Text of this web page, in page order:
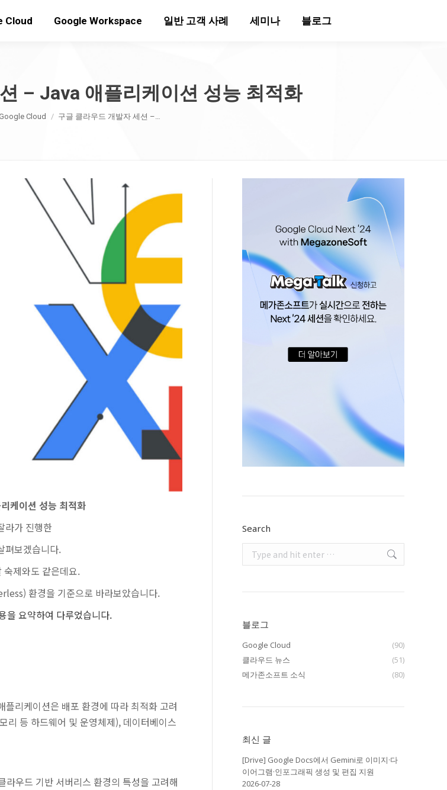
Cloud Google Workspace 일반 고객 사례 세미나 블로그
– Java 애플리케이션 성능 최적화
Cloud 구글 클라우드 개발자 세션 –…
케이션 성능 최적화
라가 진행한
보겠습니다.
제와도 같은데요.
환경을 기준으로 바라보았습니다.
요약하여 다루었습니다.
플리케이션은 배포 환경에 따라 최적화 고려
리 등 하드웨어 및 운영체제), 데이터베이스
우드 기반 서버리스 환경의 특성을 고려해
Search
블로그
Google Cloud
(90)
클라우드 뉴스
(51)
메가존소프트 소식
(80)
최신 글
[Drive] Google Docs에서 Gemini로 이미지·다
이어그램·인포그래픽 생성 및 편집 지원
2026-07-28